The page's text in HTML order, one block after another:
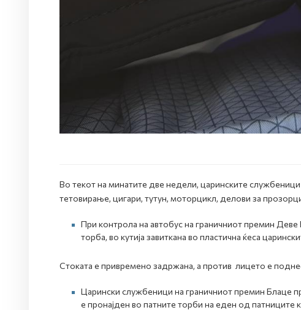
Во текот на минатите две недели, царинските
тетовирање, цигари, тутун, моторцикл, делови за
При контрола на автобус на граничниот премин Деве
торба, во кутија завиткана во пластична ќеса
Стоката е привремено задржана, а против лицето е
Царински службеници на граничниот премин Блаце
е пронајден во патните торби на еден од патниците